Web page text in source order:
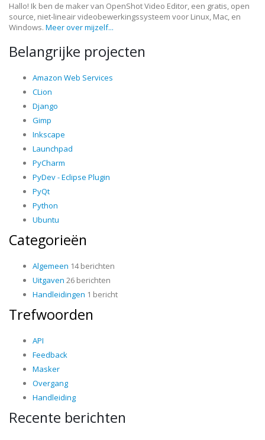
Hallo! Ik ben de maker van OpenShot Video Editor, een gratis, open
source, niet-lineair videobewerkingssysteem voor Linux, Mac, en
Windows. Meer over mijzelf...
Belangrijke projecten
Amazon Web Services
CLion
Django
Gimp
Inkscape
Launchpad
PyCharm
PyDev - Eclipse Plugin
PyQt
Python
Ubuntu
Categorieën
Algemeen 14 berichten
Uitgaven 26 berichten
Handleidingen 1 bericht
Trefwoorden
API
Feedback
Masker
Overgang
Handleiding
Recente berichten